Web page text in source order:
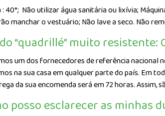
40°; Não utilizar água sanitária ou lixívia;
manchar o vestuário; Não lave a seco. Não
“quadrillé” muito resistente:
um dos fornecedores de referência
na sua casa em qualquer parte do país. Em
da sua encomenda será em 72 horas.
posso esclarecer as minhas